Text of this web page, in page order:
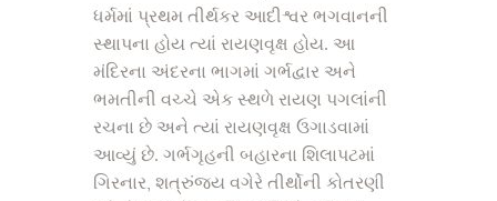
ધર્મમાં પ્રથમ તીર્થકર આદીશ્વર ભગવાનની
સ્થાપના હોય ત્યાં રાયણવૃક્ષ હોય. આ
મંદિરના અંદરના ભાગમાં ગર્ભદ્વાર અને
ભમતીની વચ્ચે એક સ્થળે રાયણ પગલાંની
રચના છે અને ત્યાં રાયણવૃક્ષ ઉગાડવામાં
આવ્યું છે. ગર્ભગૃહની બહારના શિલાપટમાં
ગિરનાર, શત્રુંજય વગેરે તીર્થોની કોતરણી